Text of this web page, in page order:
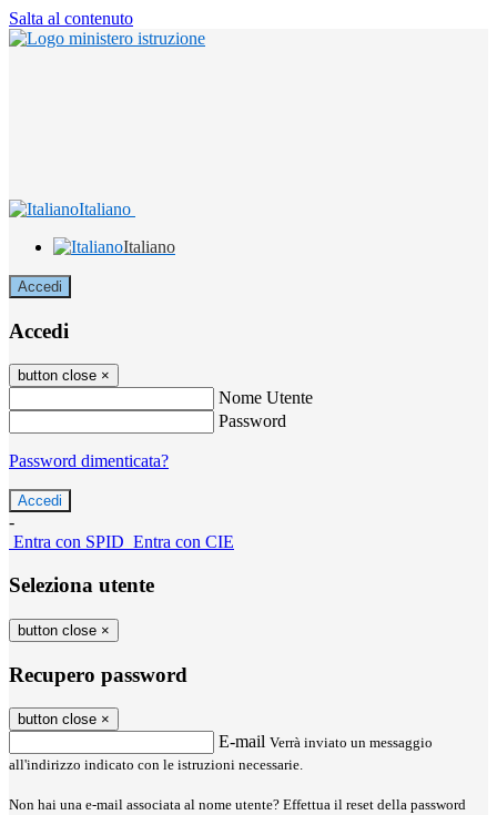
Salta al contenuto
Italiano
Italiano
Accedi
Accedi
button close ×
Nome Utente
Password
Password dimenticata?
-
Entra con SPID Entra con CIE
Seleziona utente
button close ×
Recupero password
button close ×
E-mail Verrà inviato un messaggio
all'indirizzo indicato con le istruzioni necessarie.
Non hai una e-mail associata al nome utente? Effettua il reset della password